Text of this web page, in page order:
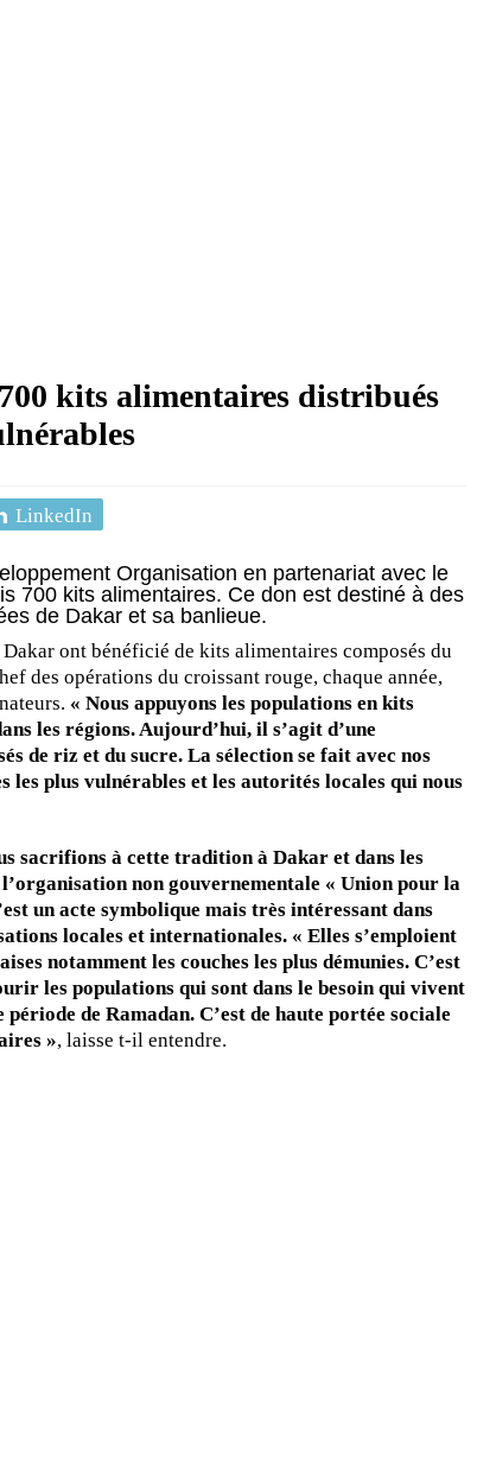
kits alimentaires distribués
LinkedIn
Organisation en partenariat avec le
700 kits alimentaires. Ce don est destiné à des
de Dakar et sa banlieue.
ont bénéficié de kits alimentaires composés du
des opérations du croissant rouge, chaque année,
« Nous appuyons les populations en kits
les régions. Aujourd’hui, il s’agit d’une
de riz et du sucre. La sélection se fait avec nos
les plus vulnérables et les autorités locales qui nous
sacrifions à cette tradition à Dakar et dans les
non gouvernementale « Union pour la
un acte symbolique mais très intéressant dans
locales et internationales. « Elles s’emploient
notamment les couches les plus démunies. C’est
les populations qui sont dans le besoin qui vivent
de Ramadan. C’est de haute portée sociale
», laisse t-il entendre.